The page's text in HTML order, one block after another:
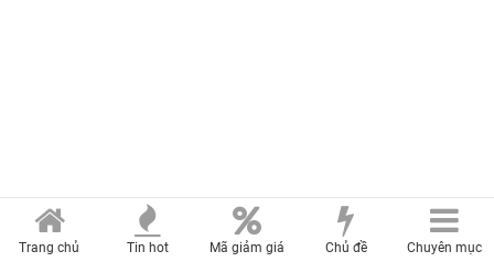
Trang chủ Tin hot Mã giảm giá Chủ đề Chuyên mục